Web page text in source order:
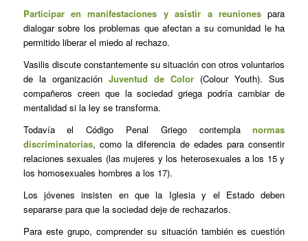
Participar en manifestaciones y asistir a reuniones para
dialogar sobre los problemas que afectan a su comunidad le ha
permitido liberar el miedo al rechazo.
Vasilis discute constantemente su situación con otros voluntarios
de la organización Juventud de Color (Colour Youth). Sus
compañeros creen que la sociedad griega podría cambiar de
mentalidad si la ley se transforma.
Todavía el Código Penal Griego contemplanormas
discriminatorias, como la diferencia de edades para consentir
relaciones sexuales (las mujeres y los heterosexuales a los 15 y
los homosexuales hombres a los 17).
Los jóvenes insisten en que la Iglesia y el Estado deben
separarse para que la sociedad deje de rechazarlos.
Para este grupo, comprender su situación también es cuestión